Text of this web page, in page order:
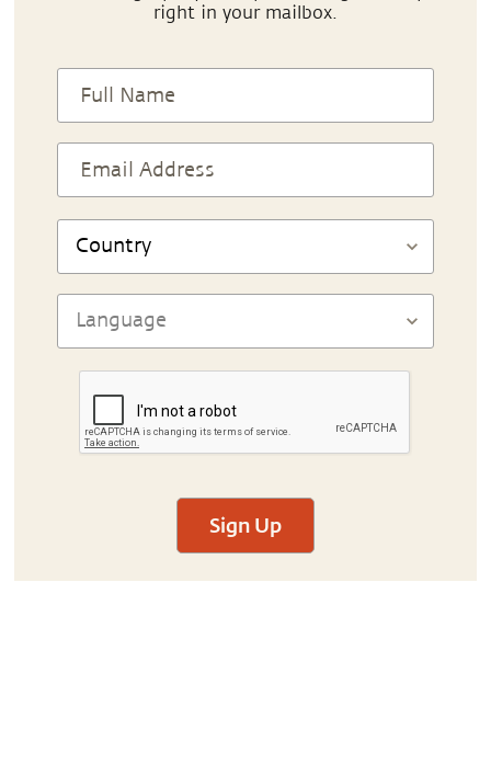
right in your mailbox.
Sign Up